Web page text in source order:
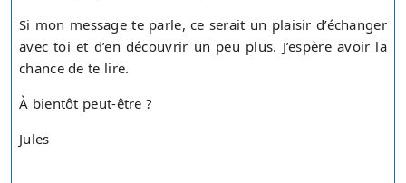
Si mon message te parle, ce serait un plaisir d’échanger
avec toi et d’en découvrir un peu plus. J’espère avoir la
chance de te lire.
À bientôt peut-être ?
Jules